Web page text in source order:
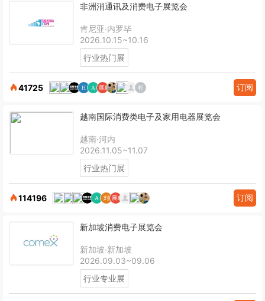
非洲消通讯及消费电子展览会
肯尼亚·内罗毕
2026.10.15~10.16
行业热门展
41725 订阅
越南国际消费类电子及家用电器展览会
越南·河内
2026.11.05~11.07
行业热门展
114196 订阅
新加坡消费电子展览会
新加坡·新加坡
2026.09.03~09.06
行业专业展